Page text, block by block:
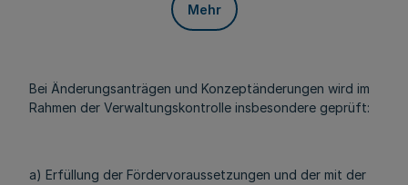
Mehr
Bei Änderungsanträgen und Konzeptänderungen wird im
Rahmen der Verwaltungskontrolle insbesondere geprüft:
a) Erfüllung der Fördervoraussetzungen und der mit der